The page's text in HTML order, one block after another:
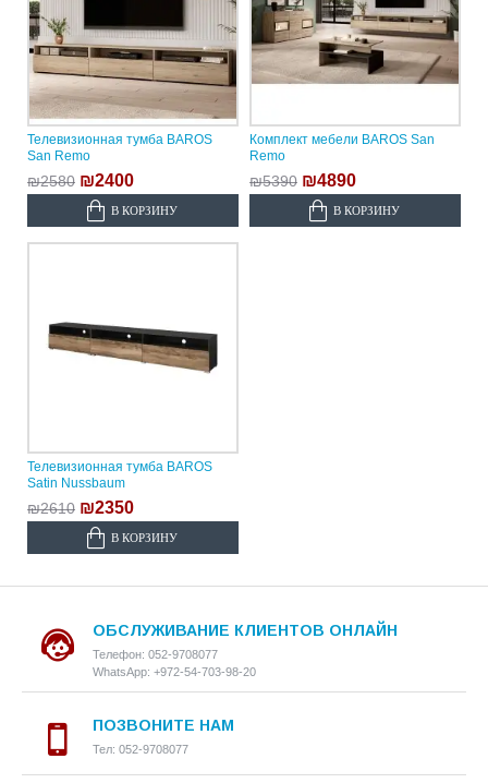
Телевизионная тумба BAROS
San Remo
₪2580 ₪2400
В КОРЗИНУ
Комплект мебели BAROS San
Remo
₪5390 ₪4890
В КОРЗИНУ
Телевизионная тумба BAROS
Satin Nussbaum
₪2610 ₪2350
В КОРЗИНУ
ОБСЛУЖИВАНИЕ КЛИЕНТОВ ОНЛАЙН
Телефон: 052-9708077
WhatsApp: +972-54-703-98-20
ПОЗВОНИТЕ НАМ
Тел: 052-9708077